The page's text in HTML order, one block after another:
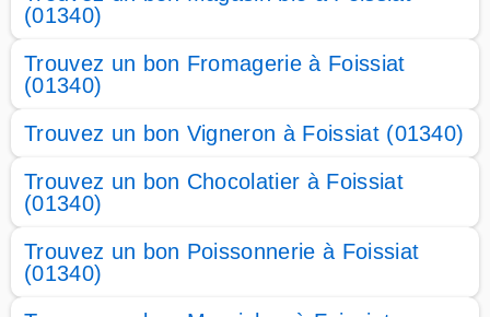
(01340)
Trouvez un bon Fromagerie à Foissiat
(01340)
Trouvez un bon Vigneron à Foissiat (01340)
Trouvez un bon Chocolatier à Foissiat
(01340)
Trouvez un bon Poissonnerie à Foissiat
(01340)